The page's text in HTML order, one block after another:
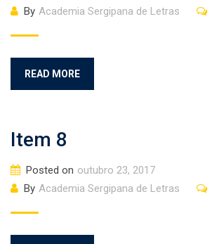
By Academia Sergipana de Letras
READ MORE
Item 8
Posted on outubro 23, 2017
By Academia Sergipana de Letras